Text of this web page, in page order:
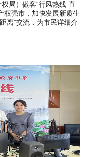
局）做客“行风热线”直
权强市，加快发展新质生
离”交流，为市民详细介